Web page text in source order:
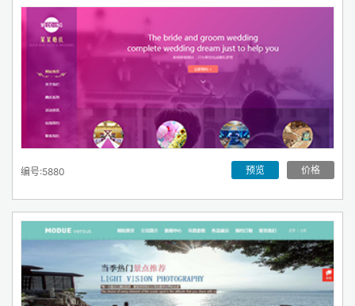
编号:5880 价格
预览